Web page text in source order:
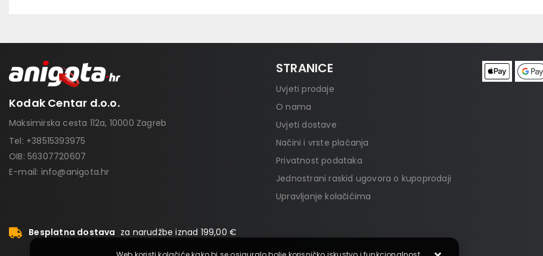
Kodak Centar d.o.o.
Maksimirska cesta 112a, 10000 Zagreb
Tel: +38515393975
OIB: 56307720607
E-mail: info@anigota.hr
STRANICE
Uvjeti prodaje
O nama
Uvjeti dostave
Načini i vrste plaćanja
Privatnost podataka
Jednostrani raskid ugovora o kupoprodaji
Upravljanje kolačićima
Besplatna dostava za narudžbe iznad 199,00 €